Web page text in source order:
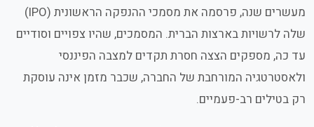
מעשרים שנה, פרסמה את מסמכי ההנפקה הראשונית (IPO)
שלה לרשויות בארצות הברית. המסמכים, שהיו צפויים וסודיים
עד כה, מספקים הצצה חסרת תקדים למצבה הפיננסי
ולאסטרטגיה המורחבת של החברה, שכבר מזמן אינה עוסקת
רק בטילים רב-פעמיים.